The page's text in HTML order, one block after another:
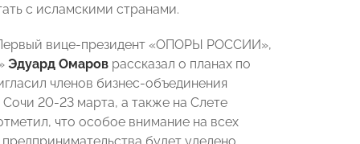
с исламскими странами.
вице-президент «ОПОРЫ РОССИИ»,
Эдуард Омаров рассказал о планах по
членов бизнес-объединения
20-23 марта, а также на Слете
что особое внимание на всех